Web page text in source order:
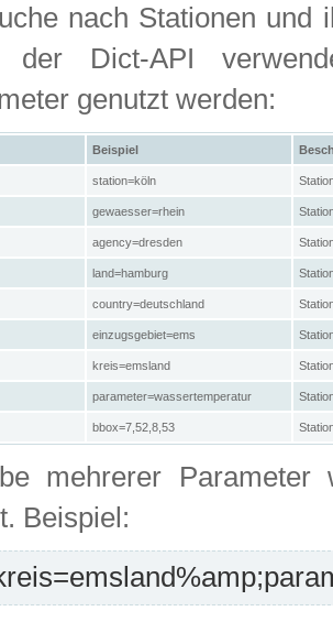
nach Stationen und
der Dict-API
genutzt werden:
Beispiel
station=köln
gewaesser=rhein
agency=dresden
land=hamburg
country=deutschland
einzugsgebiet=ems
kreis=emsland
parameter=wassertemperatur
bbox=7,52,8,53
mehrerer Parameter
Beispiel: